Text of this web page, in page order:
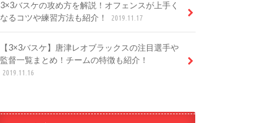
3×3バスケの攻め方を解説！オフェンスが上手く
なるコツや練習方法も紹介！
2019.11.17
【3×3バスケ】唐津レオブラックスの注目選手や
監督一覧まとめ！チームの特徴も紹介！
2019.11.16